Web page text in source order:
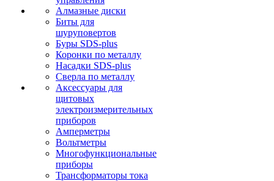
Алмазные диски
Биты для
шуруповертов
Буры SDS-plus
Коронки по металлу
Насадки SDS-plus
Сверла по металлу
Аксессуары для
щитовых
электроизмерительных
приборов
Амперметры
Вольтметры
Многофункциональные
приборы
Трансформаторы тока